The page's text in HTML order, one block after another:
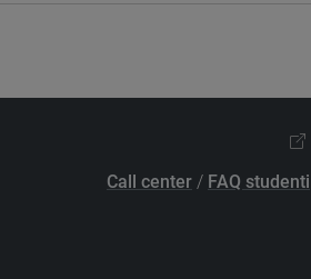
Call center / FAQ studenti